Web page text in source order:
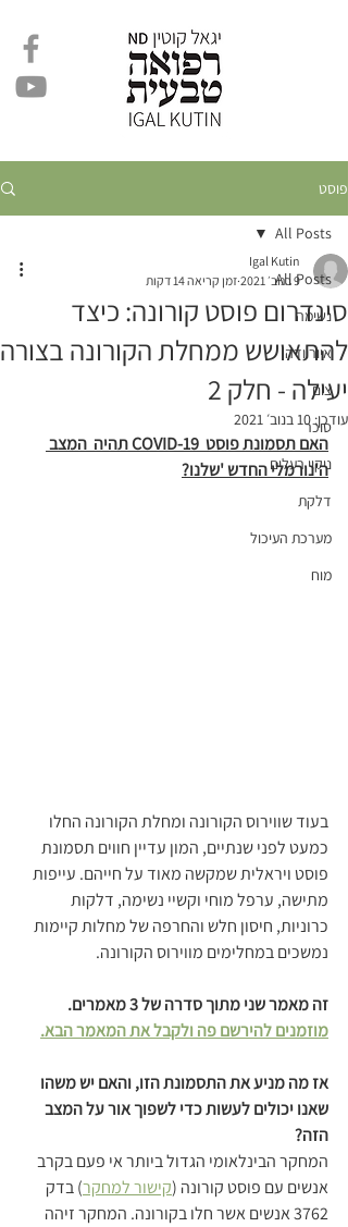
פוסט
All Posts
נשימה
איורוודה
צום
סוכר
ניקוי רעלים
דלקת
מערכת העיכול
מוח
All Posts
סינדרום פוסט קורונה: כיצד
להתאושש ממחלת הקורונה בצורה
יעילה - חלק 2
Igal Kutin
9 בנוב׳ 2021
זמן קריאה 14 דקות
עודכן:10 בנוב׳ 2021
האם תסמונת פוסט  COVID-19 תהיה  המצב
ה'נורמלי החדש 'שלנו?
בעוד שווירוס הקורונה ומחלת הקורונה החלו
כמעט לפני שנתיים, המון עדיין חווים תסמונת
פוסט ויראלית שמקשה מאוד על חייהם. עייפות
מתישה, ערפל מוחי וקשיי נשימה, דלקות
כרוניות, חיסון חלש והחרפה של מחלות קיימות
נמשכים במחלימים מווירוס הקורונה.
זה מאמר שני מתוך סדרה של 3 מאמרים.
מוזמנים להירשם פה ולקבל את המאמר הבא.
אז מה מניע את התסמונת הזו, והאם יש משהו
שאנו יכולים לעשות כדי לשפוך אור על המצב
הזה?
המחקר הבינלאומי הגדול ביותר אי פעם בקרב
אנשים עם פוסט קורונה (קישור למחקר) בדק
3762 אנשים אשר חלו בקורונה. המחקר זיהה